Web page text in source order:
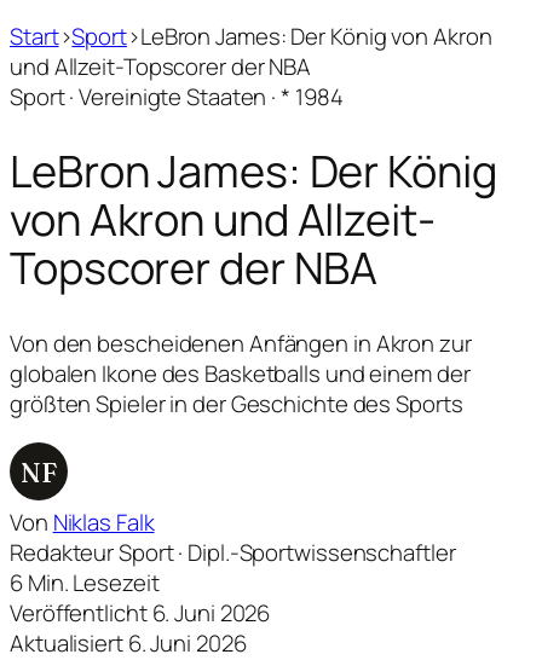
Start›Sport›LeBron James: Der König von Akron
und Allzeit-Topscorer der NBA
Sport · Vereinigte Staaten · * 1984
LeBron James: Der König
von Akron und Allzeit-
Topscorer der NBA
Von den bescheidenen Anfängen in Akron zur
globalen Ikone des Basketballs und einem der
größten Spieler in der Geschichte des Sports
NF
Von Niklas Falk
Redakteur Sport · Dipl.-Sportwissenschaftler
6 Min. Lesezeit
Veröffentlicht 6. Juni 2026
Aktualisiert 6. Juni 2026